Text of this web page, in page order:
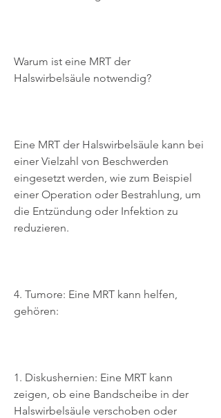
Warum ist eine MRT der
Halswirbelsäule notwendig?
Eine MRT der Halswirbelsäule kann bei
einer Vielzahl von Beschwerden
eingesetzt werden, wie zum Beispiel
einer Operation oder Bestrahlung, um
die Entzündung oder Infektion zu
reduzieren.
4. Tumore: Eine MRT kann helfen,
gehören:
1. Diskushernien: Eine MRT kann
zeigen, ob eine Bandscheibe in der
Halswirbelsäule verschoben oder